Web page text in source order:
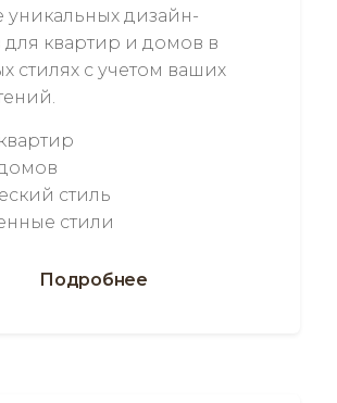
уникальных дизайн-
для квартир и домов в
стилях с учетом ваших
стиль
стили
Подробнее